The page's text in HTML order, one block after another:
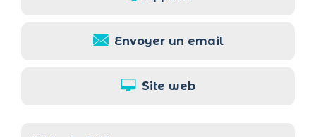
Envoyer un email
Site web